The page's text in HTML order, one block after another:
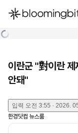
한국어
이란군 "對이란 제
안돼"
입력 오전 3:55 · 2026.
한경닷컴 뉴스룸